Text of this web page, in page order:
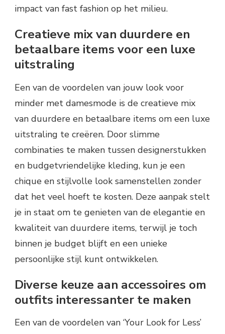
impact van fast fashion op het milieu.
Creatieve mix van duurdere en
betaalbare items voor een luxe
uitstraling
Een van de voordelen van jouw look voor
minder met damesmode is de creatieve mix
van duurdere en betaalbare items om een luxe
uitstraling te creëren. Door slimme
combinaties te maken tussen designerstukken
en budgetvriendelijke kleding, kun je een
chique en stijlvolle look samenstellen zonder
dat het veel hoeft te kosten. Deze aanpak stelt
je in staat om te genieten van de elegantie en
kwaliteit van duurdere items, terwijl je toch
binnen je budget blijft en een unieke
persoonlijke stijl kunt ontwikkelen.
Diverse keuze aan accessoires om
outfits interessanter te maken
Een van de voordelen van ‘Your Look for Less’